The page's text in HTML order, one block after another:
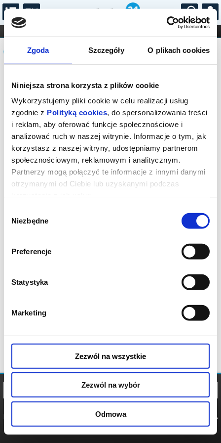
Zgoda Szczegóły O plikach cookies
Niniejsza strona korzysta z plików cookie
Wykorzystujemy pliki cookie w celu realizacji usług
zgodnie z Polityką cookies, do spersonalizowania treści
i reklam, aby oferować funkcje społecznościowe i
analizować ruch w naszej witrynie. Informacje o tym, jak
korzystasz z naszej witryny, udostępniamy partnerom
społecznościowym, reklamowym i analitycznym.
Partnerzy mogą połączyć te informacje z innymi danymi
otrzymanymi od Ciebie lub uzyskanymi podczas
zgody
Niezbędne
Preferencje
Statystyka
Marketing
Zezwól na wszystkie
Zezwól na wybór
Odmowa
...
FILHARMONIA OPERA I BALET
STAND-UP
DLA DZIECI
Komunikat
Sprzedaż biletów on-line na wydarzenie
została zakończona.
POLITYKA
POLITYKA